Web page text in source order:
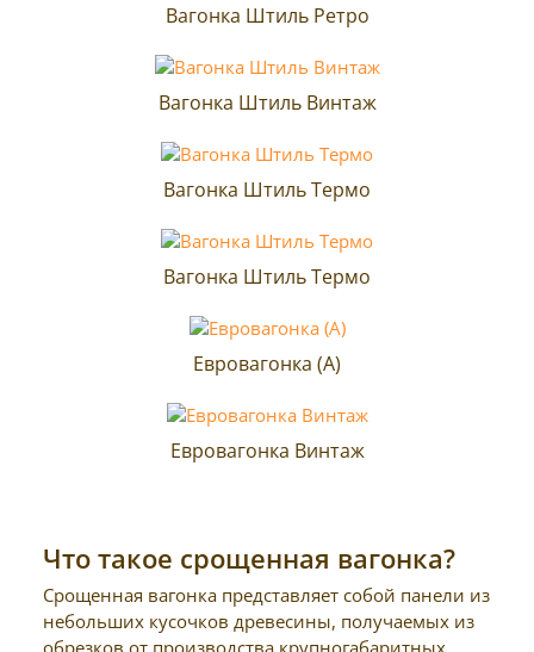
Вагонка Штиль Ретро
Вагонка Штиль Винтаж
Вагонка Штиль Термо
Вагонка Штиль Термо
Евровагонка (A)
Евровагонка Винтаж
Что такое срощенная вагонка?
Срощенная вагонка представляет собой панели из
небольших кусочков древесины, получаемых из